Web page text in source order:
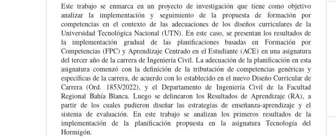
Este trabajo se enmarca en un proyecto de investigación que tiene como objetivo
analizar la implementación y seguimiento de la propuesta de formación por
competencias en el contexto de las adecuaciones de los diseños curriculares de la
Universidad Tecnológica Nacional (UTN). En este caso, se presentan los resultados de
la implementación gradual de las planificaciones basadas en Formación por
Competencias (FPC) y Aprendizaje Centrado en el Estudiante (ACE) en una asignatura
del tercer año de la carrera de Ingeniería Civil. La adecuación de la planificación en esta
asignatura comenzó con la definición de la tributación de competencias genéricas y
específicas de la carrera, de acuerdo con lo establecido en el nuevo Diseño Curricular de
Carrera (Ord. 1853/2022), y el Departamento de Ingeniería Civil de la Facultad
Regional Bahía Blanca. Luego se delinearon los Resultados de Aprendizaje (RA), a
partir de los cuales pudieron diseñar las estrategias de enseñanza-aprendizaje y el
sistema de evaluación. En este trabajo se analizan los primeros resultados de la
implementación de la planificación propuesta en la asignatura Tecnología del
Hormigón.